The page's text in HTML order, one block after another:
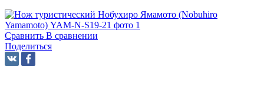
Сравнить В сравнении
Поделиться